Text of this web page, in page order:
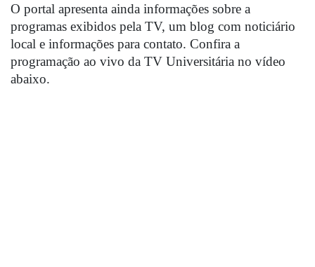
O portal apresenta ainda informações sobre a
programas exibidos pela TV, um blog com noticiário
local e informações para contato. Confira a
programação ao vivo da TV Universitária no vídeo
abaixo.